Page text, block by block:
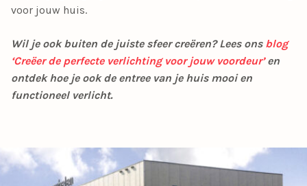
voor jouw huis.
Wil je ook buiten de juiste sfeer creëren? Lees ons blog
‘Creëer de perfecte verlichting voor jouw voordeur’en
ontdek hoe je ook de entree van je huis mooi en
functioneel verlicht.